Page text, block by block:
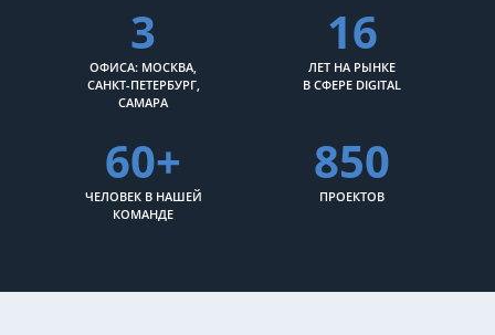
3
ОФИСА: МОСКВА,
САНКТ-ПЕТЕРБУРГ,
САМАРА
16
ЛЕТ НА РЫНКЕ
В СФЕРЕ DIGITAL
60+
ЧЕЛОВЕК В НАШЕЙ
КОМАНДЕ
850
ПРОЕКТОВ